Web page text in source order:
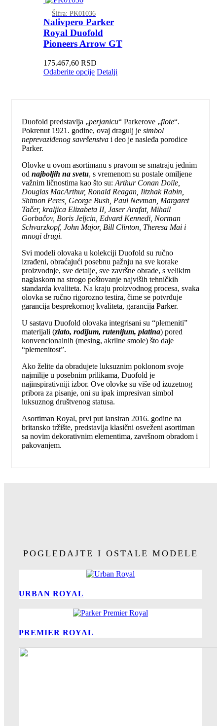
Šifra: PK01036
Nalivpero Parker
Royal Duofold
Pioneers Arrow GT
175.467,60 RSD
Odaberite opcije Detalji
Duofold predstavlja „perjanicu“ Parkerove „flote“.
Pokrenut 1921. godine, ovaj dragulj je simbol
neprevaziđenog savršenstvai deo je nasleđa porodice
Parker.
Olovke u ovom asortimanu s pravom se smatraju jednim
od najboljih na svetu, s vremenom su postale omiljene
važnim ličnostima kao što su: Arthur Conan Doile,
Douglas MacArthur, Ronald Reagan, Iitzhak Rabin,
Shimon Peres, George Bush, Paul Nevman, Margaret
Tačer, kraljica Elizabeta II, Jaser Arafat, Mihail
Gorbačov, Boris Jeljcin, Edvard Kennedi, Norman
Schvarzkopf, John Major, Bill Clinton, Theresa Mai i ​​
mnogi drugi.
Svi modeli olovaka u kolekciji Duofold su ručno
izrađeni, obraćajući posebnu pažnju na sve korake
proizvodnje, sve detalje, sve završne obrade, s velikim
naglaskom na strogo poštovanje najviših tehničkih
standarda kvaliteta. Na kraju proizvodnog procesa, svaka
olovka se ručno rigorozno testira, čime se potvrđuje
garancija besprekornog kvaliteta, garancija Parker.
U sastavu Duofold olovaka integrisani su “plemeniti”
materijali (zlato, rodijum, rutenijum, platina) pored
konvencionalnih (mesing, akrilne smole) što daje
“plemenitost”.
Ako želite da obradujete luksuznim poklonom svoje
najmilije u posebnim prilikama, Duofold je
najinspirativniji izbor. Ove olovke su više od izuzetnog
pribora za pisanje, oni su ipak impresivan simbol
luksuznog društvenog statusa.
Asortiman Royal, prvi put lansiran 2016. godine na
britansko tržište, predstavlja klasični osveženi asortiman
sa novim dekorativnim elementima, završnom obradom i
pakovanjem.
POGLEDAJTE I OSTALE MODELE
URBAN ROYAL
PREMIER ROYAL